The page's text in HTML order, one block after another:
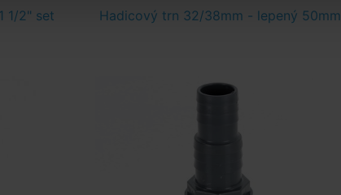
1/2" set
Hadicový trn 32/38mm - lepený 50mm